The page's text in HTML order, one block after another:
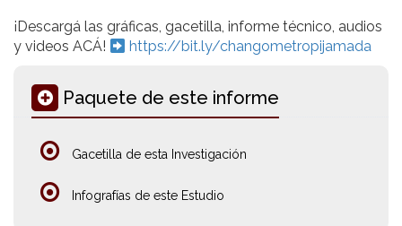
¡Descargá las gráficas, gacetilla, informe técnico, audios
y videos ACÁ!
https://bit.ly/changometropijamada
Paquete de este informe
Gacetilla de esta Investigación
Infografías de este Estudio